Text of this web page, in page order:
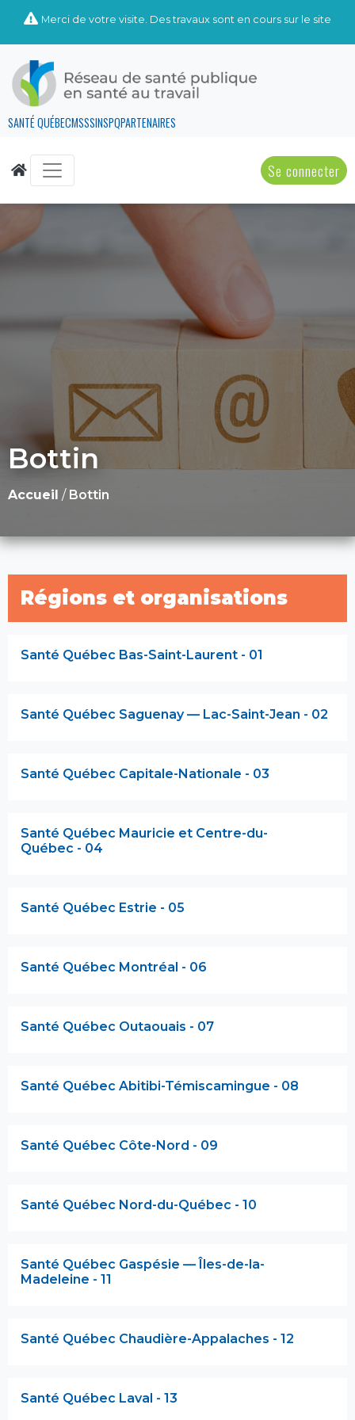
Merci de votre visite. Des travaux sont en cours sur le site
SANTÉ QUÉBECMSSSINSPQPARTENAIRES
Se connecter
Bottin
Accueil / Bottin
Régions et organisations
Santé Québec Bas-Saint-Laurent - 01
Santé Québec Saguenay — Lac-Saint-Jean - 02
Santé Québec Capitale-Nationale - 03
Santé Québec Mauricie et Centre-du-
Québec - 04
Santé Québec Estrie - 05
Santé Québec Montréal - 06
Santé Québec Outaouais - 07
Santé Québec Abitibi-Témiscamingue - 08
Santé Québec Côte-Nord - 09
Santé Québec Nord-du-Québec - 10
Santé Québec Gaspésie — Îles-de-la-
Madeleine - 11
Santé Québec Chaudière-Appalaches - 12
Santé Québec Laval - 13